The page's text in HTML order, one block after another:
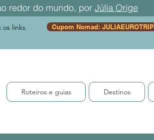
redor do mundo, por Júlia Orige
os links Cupom Nomad: JULIAEUROTRIP
Roteiros e guias Destinos